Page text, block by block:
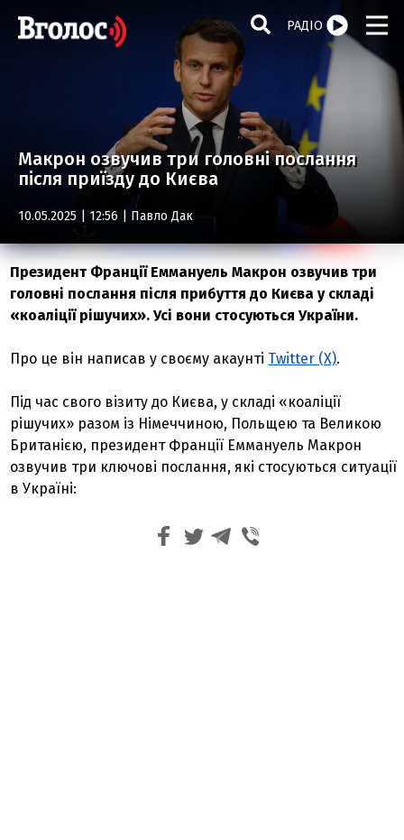
РАДІО
Макрон озвучив три головні послання
після приїзду до Києва
10.05.2025 | 12:56 | Павло Дак
Президент Франції Еммануель Макрон озвучив три
головні послання після прибуття до Києва у складі
«коаліції рішучих». Усі вони стосуються України.
Про це він написав у своєму акаунті Twitter (Х).
Під час свого візиту до Києва, у складі «коаліції
рішучих» разом із Німеччиною, Польщею та Великою
Британією, президент Франції Еммануель Макрон
озвучив три ключові послання, які стосуються ситуації
в Україні: